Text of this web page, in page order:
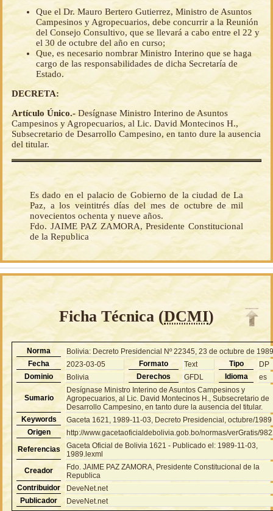
Que el Dr. Mauro Bertero Gutierrez, Ministro de Asuntos
Campesinos y Agropecuarios, debe concurrir a la Reunión
del Consejo Consultivo, que se llevará a cabo entre el 22 y
el 30 de octubre del año en curso;
Que, es necesario nombrar Ministro Interino que se haga
cargo de las responsabilidades de dicha Secretaría de
Estado.
DECRETA:
Artículo Único.- Desígnase Ministro Interino de Asuntos
Campesinos y Agropecuarios, al Lic. David Montecinos H.,
Subsecretario de Desarrollo Campesino, en tanto dure la ausencia
del titular.
Es dado en el palacio de Gobierno de la ciudad de La
Paz, a los veintitrés días del mes de octubre de mil
novecientos ochenta y nueve años.
Fdo. JAIME PAZ ZAMORA, Presidente Constitucional
de la Republica
Ficha Técnica (DCMI)
Norma
Bolivia: Decreto Presidencial Nº 22345, 23 de octubre de
Fecha
2023-03-05 Formato Text Tipo
DP
Dominio
Bolivia Derechos GFDL Idioma es
Sumario
Desígnase Ministro Interino de Asuntos Campesinos y
Agropecuarios, al Lic. David Montecinos H., Subsecretario de
Desarrollo Campesino, en tanto dure la ausencia del titular.
Keywords
Gaceta 1621, 1989-11-03, Decreto Presidencial, octubre/1989
Origen
http://www.gacetaoficialdebolivia.gob.bo/normas/verGratis/
Referencias
Gaceta Oficial de Bolivia 1621 - Publicado el: 1989-11-03,
1989.lexml
Creador
Fdo. JAIME PAZ ZAMORA, Presidente Constitucional de la
Republica
Contribuidor
DeveNet.net
Publicador
DeveNet.net